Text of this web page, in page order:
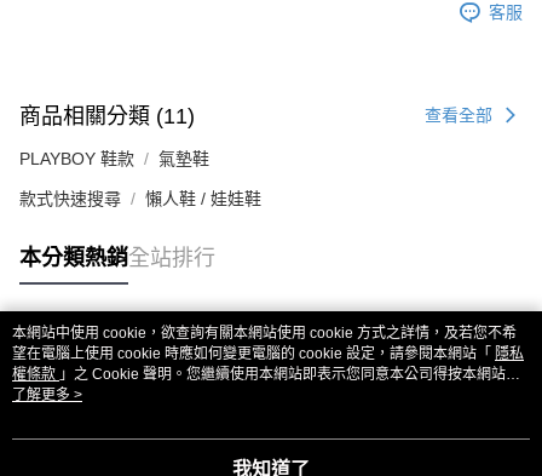
客服
商品相關分類 (11) 查看全部
PLAYBOY 鞋款 氣墊鞋
款式快速搜尋 懶人鞋 / 娃娃鞋
本分類熱銷全站排行
熱門標籤
本網站中使用 cookie，欲查詢有關本網站使用 cookie 方式之詳情，及若您不希
望在電腦上使用 cookie 時應如何變更電腦的 cookie 設定，請參閱本網站「 隱私
權條款 」之 Cookie 聲明。您繼續使用本網站即表示您同意本公司得按本網站使
用條款之 Cookie 聲明使用 cookie。
了解更多 >
我知道了